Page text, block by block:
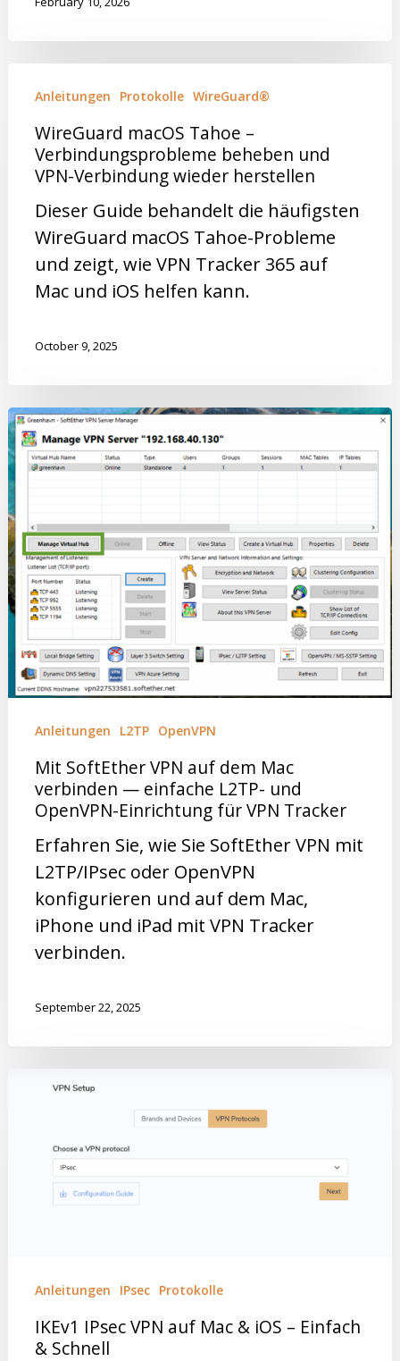
Anleitungen Protokolle WireGuard®
WireGuard macOS Tahoe –
Verbindungsprobleme beheben und
VPN-Verbindung wieder herstellen
Dieser Guide behandelt die häufigsten
WireGuard macOS Tahoe-Probleme
und zeigt, wie VPN Tracker 365 auf
Mac und iOS helfen kann.
October 9, 2025
Anleitungen L2TP OpenVPN
Mit SoftEther VPN auf dem Mac
verbinden — einfache L2TP- und
OpenVPN-Einrichtung für VPN Tracker
Erfahren Sie, wie Sie SoftEther VPN mit
L2TP/IPsec oder OpenVPN
konfigurieren und auf dem Mac,
iPhone und iPad mit VPN Tracker
verbinden.
September 22, 2025
Anleitungen IPsec Protokolle
IKEv1 IPsec VPN auf Mac & iOS – Einfach
& Schnell